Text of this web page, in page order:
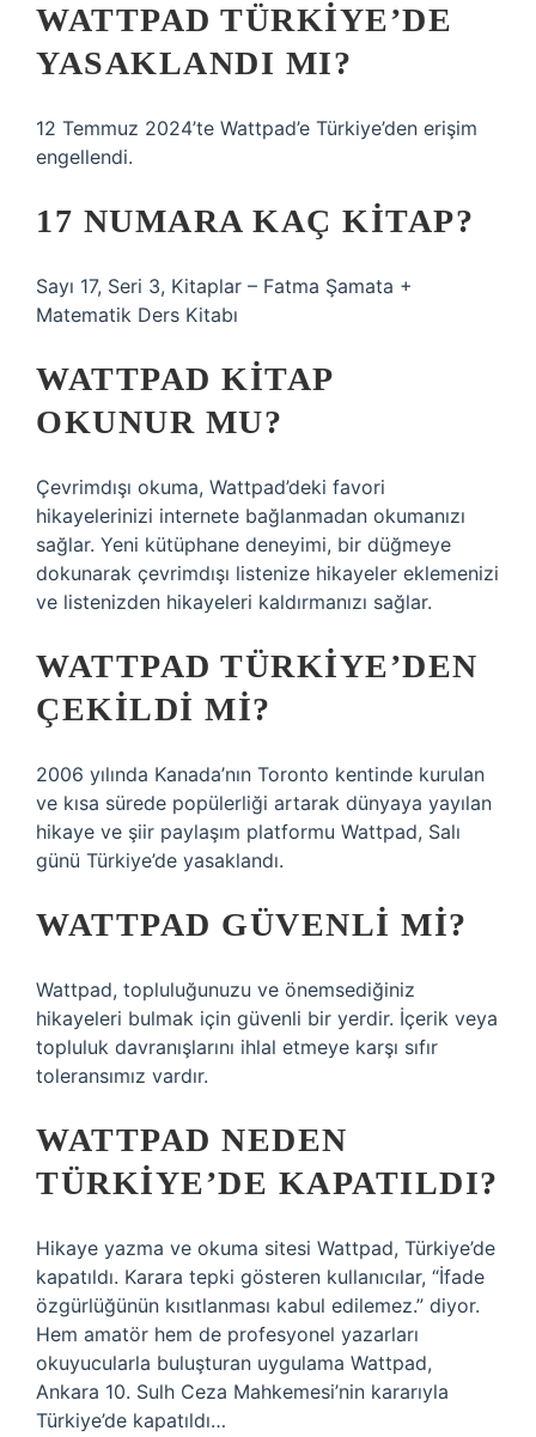
WATTPAD TÜRKIYE’DE
YASAKLANDI MI?
12 Temmuz 2024’te Wattpad’e Türkiye’den erişim
engellendi.
17 NUMARA KAÇ KITAP?
Sayı 17, Seri 3, Kitaplar – Fatma Şamata +
Matematik Ders Kitabı
WATTPAD KITAP
OKUNUR MU?
Çevrimdışı okuma, Wattpad’deki favori
hikayelerinizi internete bağlanmadan okumanızı
sağlar. Yeni kütüphane deneyimi, bir düğmeye
dokunarak çevrimdışı listenize hikayeler eklemenizi
ve listenizden hikayeleri kaldırmanızı sağlar.
WATTPAD TÜRKIYE’DEN
ÇEKILDI MI?
2006 yılında Kanada’nın Toronto kentinde kurulan
ve kısa sürede popülerliği artarak dünyaya yayılan
hikaye ve şiir paylaşım platformu Wattpad, Salı
günü Türkiye’de yasaklandı.
WATTPAD GÜVENLI MI?
Wattpad, topluluğunuzu ve önemsediğiniz
hikayeleri bulmak için güvenli bir yerdir. İçerik veya
topluluk davranışlarını ihlal etmeye karşı sıfır
toleransımız vardır.
WATTPAD NEDEN
TÜRKIYE’DE KAPATILDI?
Hikaye yazma ve okuma sitesi Wattpad, Türkiye’de
kapatıldı. Karara tepki gösteren kullanıcılar, “İfade
özgürlüğünün kısıtlanması kabul edilemez.” diyor.
Hem amatör hem de profesyonel yazarları
okuyucularla buluşturan uygulama Wattpad,
Ankara 10. Sulh Ceza Mahkemesi’nin kararıyla
Türkiye’de kapatıldı…